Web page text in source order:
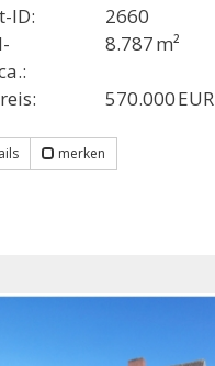
ID:
2660
8.787 m²
570.000 EUR
merken